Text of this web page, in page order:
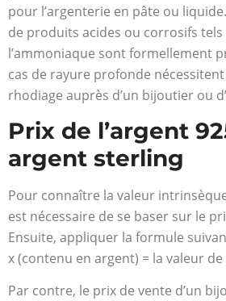
pour l’argenterie en pâte ou
de produits acides ou corrosifs tels
l’ammoniaque sont formellement
cas de rayure profonde
rhodiage auprès d’un bijoutier ou
Prix de l’argent
argent sterling
Pour connaître la valeur
est nécessaire de se baser sur le
Ensuite, appliquer la formule
x (contenu en argent) = la valeur de
Par contre, le prix de vente d’un